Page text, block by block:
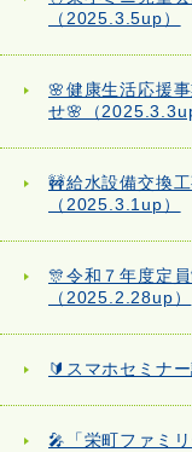
（2025.3.5up）
🌸健康生活応援
せ🌸（
🚧給水設備交換
（2025.3.1up）
🎊令和７年度定
（2025.2.28up）
🔰スマホセミナ
🎤「栄町ファミ